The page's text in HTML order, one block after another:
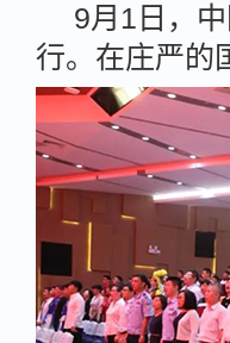
9月1日，
行。在庄严的